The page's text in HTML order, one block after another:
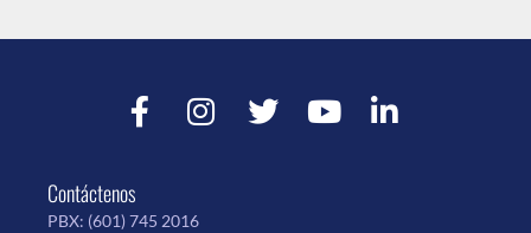
Contáctenos
PBX: (601) 745 2016